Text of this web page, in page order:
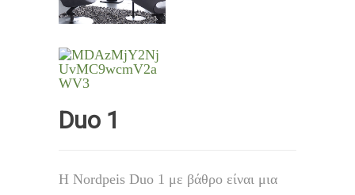
Duo 1
Η Nordpeis Duo 1 με βάθρο είναι μια